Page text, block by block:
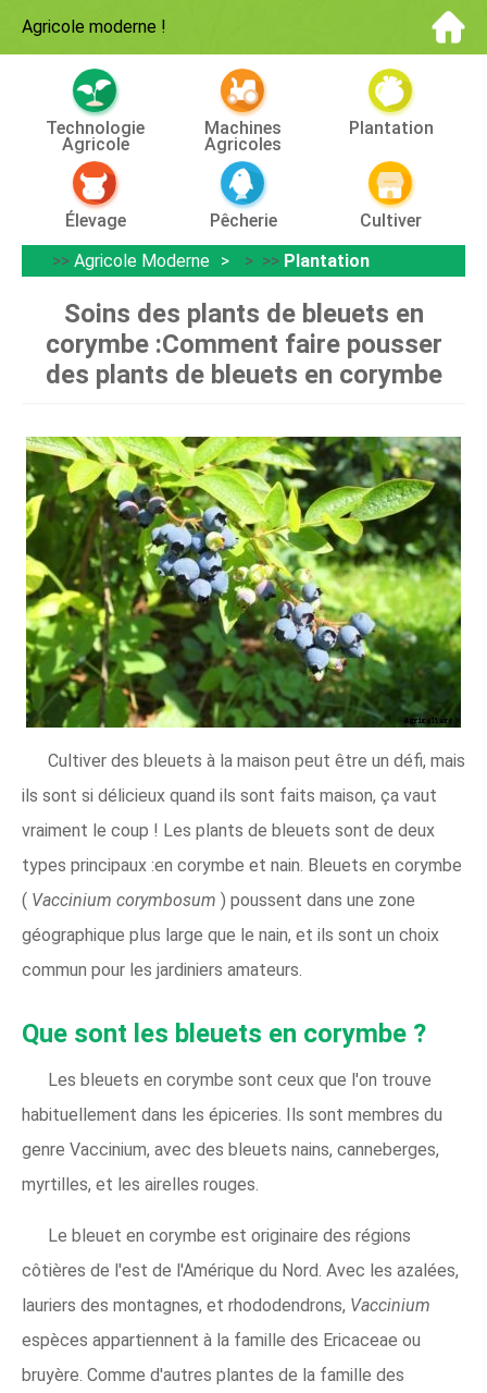
Agricole moderne !
Technologie
Agricole
Machines
Agricoles
Plantation
Élevage Pêcherie
Cultiver
>> Agricole Moderne > >> Plantation
Soins des plants de bleuets en
corymbe :Comment faire pousser
des plants de bleuets en corymbe
Cultiver des bleuets à la maison peut être un défi, mais
ils sont si délicieux quand ils sont faits maison, ça vaut
vraiment le coup ! Les plants de bleuets sont de deux
types principaux :en corymbe et nain. Bleuets en corymbe
( Vaccinium corymbosum ) poussent dans une zone
géographique plus large que le nain, et ils sont un choix
commun pour les jardiniers amateurs.
Que sont les bleuets en corymbe ?
Les bleuets en corymbe sont ceux que l'on trouve
habituellement dans les épiceries. Ils sont membres du
genre Vaccinium, avec des bleuets nains, canneberges,
myrtilles, et les airelles rouges.
Le bleuet en corymbe est originaire des régions
côtières de l'est de l'Amérique du Nord. Avec les azalées,
lauriers des montagnes, et rhododendrons, Vaccinium
espèces appartiennent à la famille des Ericaceae ou
bruyère. Comme d'autres plantes de la famille des